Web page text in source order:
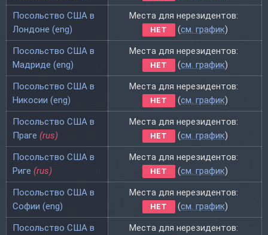
Посольство США в
Лондоне (eng)
Места для нерезидентов:
НЕТ (см. график)
Посольство США в
Мадриде (eng)
Места для нерезидентов:
НЕТ (см. график)
Посольство США в
Никосии (eng)
Места для нерезидентов:
НЕТ (см. график)
Посольство США в
Праге (rus)
Места для нерезидентов:
НЕТ (см. график)
Посольство США в
Риге (rus)
Места для нерезидентов:
НЕТ (см. график)
Посольство США в
Софии (eng)
Места для нерезидентов:
НЕТ (см. график)
Посольство США в
Места для нерезидентов: